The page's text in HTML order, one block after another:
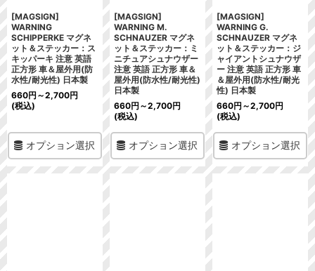
[MAGSIGN]
WARNING
SCHIPPERKE マグネ
ット＆ステッカー：ス
キッパーキ 注意 英語
正方形 車＆屋外用(防
水性/耐光性) 日本製
660円 ～2,700円
(税込)
オプション選択
[MAGSIGN]
WARNING M.
SCHNAUZER マグネ
ット＆ステッカー：ミ
ニチュアシュナウザー
注意 英語 正方形 車＆
屋外用(防水性/耐光性)
日本製
660円 ～2,700円
(税込)
オプション選択
[MAGSIGN]
WARNING G.
SCHNAUZER マグネ
ット＆ステッカー：ジ
ャイアントシュナウザ
ー 注意 英語 正方形 車
＆屋外用(防水性/耐光
性) 日本製
660円 ～2,700円
(税込)
オプション選択